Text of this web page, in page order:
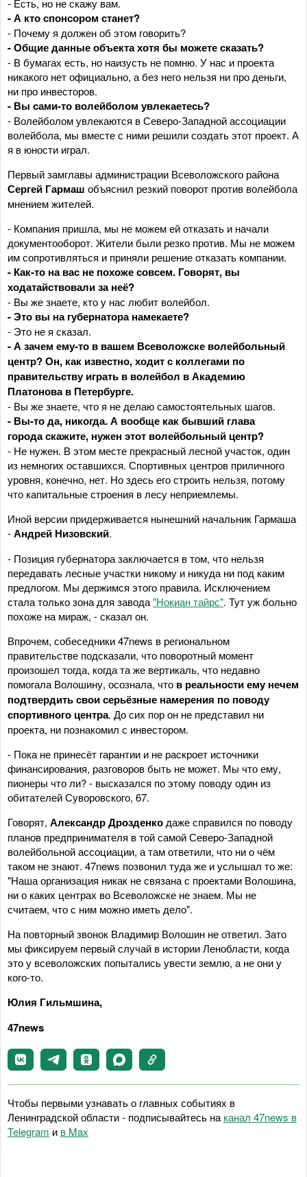
- А кто спонсором станет?
- Почему я должен об этом говорить?
- Общие данные объекта хотя бы можете сказать?
- В бумагах есть, но наизусть не помню. У нас и проекта
никакого нет официально, а без него нельзя ни про деньги,
ни про инвесторов.
- Вы сами-то волейболом увлекаетесь?
- Волейболом увлекаются в Северо-Западной ассоциации
волейбола, мы вместе с ними решили создать этот проект. А
я в юности играл.
Первый замглавы администрации Всеволожского района
Сергей Гармаш объяснил резкий поворот против волейбола
мнением жителей.
- Компания пришла, мы не можем ей отказать и начали
документооборот. Жители были резко против. Мы не можем
им сопротивляться и приняли решение отказать компании.
- Как-то на вас не похоже совсем. Говорят, вы
ходатайствовали за неё?
- Вы же знаете, кто у нас любит волейбол.
- Это вы на губернатора намекаете?
- Это не я сказал.
- А зачем ему-то в вашем Всеволожске волейбольный
центр? Он, как известно, ходит с коллегами по
правительству играть в волейбол в Академию
Платонова в Петербурге.
- Вы же знаете, что я не делаю самостоятельных шагов.
- Вы-то да, никогда. А вообще как бывший глава
города скажите, нужен этот волейбольный центр?
- Не нужен. В этом месте прекрасный лесной участок, один
из немногих оставшихся. Спортивных центров приличного
уровня, конечно, нет. Но здесь его строить нельзя, потому
что капитальные строения в лесу неприемлемы.
Иной версии придерживается нынешний начальник Гармаша
-Андрей Низовский.
- Позиция губернатора заключается в том, что нельзя
передавать лесные участки никому и никуда ни под каким
предлогом. Мы держимся этого правила. Исключением
стала только зона для завода"Нокиан тайрс". Тут уж больно
похоже на мираж, - сказал он.
Впрочем, собеседники 47news в региональном
правительстве подсказали, что поворотный момент
произошел тогда, когда та же вертикаль, что недавно
помогала Волошину, осознала, что в реальности ему нечем
подтвердить свои серьёзные намерения по поводу
спортивного центра. До сих пор он не представил ни
проекта, ни познакомил с инвестором.
- Пока не принесёт гарантии и не раскроет источники
финансирования, разговоров быть не может. Мы что ему,
пионеры что ли? - высказался по этому поводу один из
обитателей Суворовского, 67.
Говорят, Александр Дрозденко даже справился по поводу
планов предпринимателя в той самой Северо-Западной
волейбольной ассоциации, а там ответили, что ни о чём
таком не знают. 47news позвонил туда же и услышал то же:
"Наша организация никак не связана с проектами Волошина,
ни о каких центрах во Всеволожске не знаем. Мы не
считаем, что с ним можно иметь дело".
На повторный звонок Владимир Волошин не ответил. Зато
мы фиксируем первый случай в истории Ленобласти, когда
это у всеволожских попытались увести землю, а не они у
кого-то.
Юлия Гильмшина,
47news
Чтобы первыми узнавать о главных событиях в
Ленинградской области - подписывайтесь на канал 47news в
Telegram и в Maх